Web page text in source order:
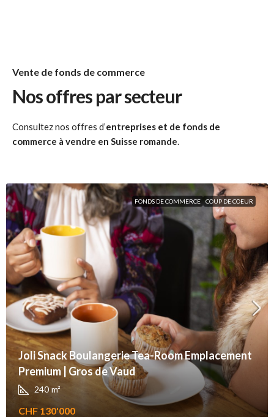
Vente de fonds de commerce
Nos offres par secteur
Consultez nos offres d’entreprises et de fonds de
commerce à vendre en Suisse romande.
FONDS DE COMMERCE COUP DE COEUR
Joli Snack Boulangerie Tea-Room Emplacement
Premium | Gros de Vaud
240 m²
CHF 130'000